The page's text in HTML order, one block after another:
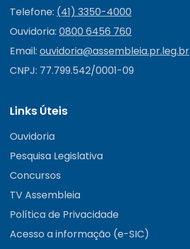
Telefone: (41) 3350-4000
Ouvidoria: 0800 6456 760
Email: ouvidoria@assembleia.pr.leg.br
CNPJ: 77.799.542/0001-09
Links Úteis
Ouvidoria
Pesquisa Legislativa
Concursos
TV Assembleia
Política de Privacidade
Acesso a informação (e-SIC)